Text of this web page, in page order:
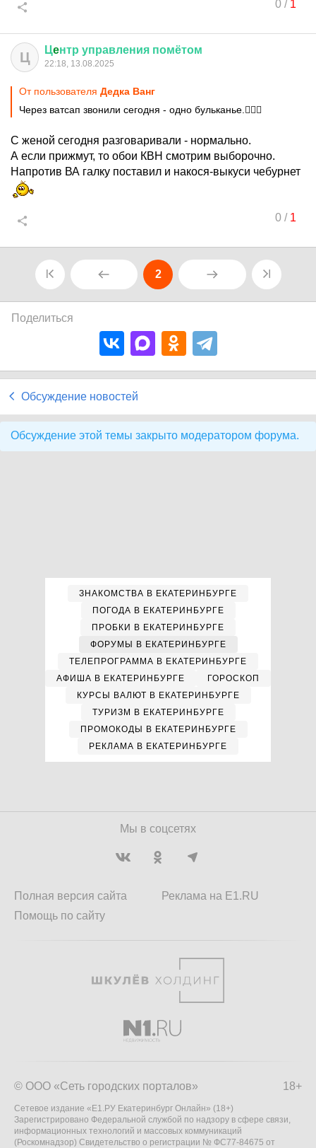
0/ 1
Ц Цeнтр управления помётом
22:18, 13.08.2025
От пользователя Дедка Ванг
Через ватсап звонили сегодня - одно бульканье.🤷🏻‍♂️
С женой сегодня разговаривали - нормально.
А если прижмут, то обои КВН смотрим выборочно.
Напротив ВА галку поставил и накося-выкуси чебурнет
0/ 1
2
Поделиться
Обсуждение новостей
Обсуждение этой темы закрыто модератором форума.
ЗНАКОМСТВА В ЕКАТЕРИНБУРГЕ
ПОГОДА В ЕКАТЕРИНБУРГЕ
ПРОБКИ В ЕКАТЕРИНБУРГЕ
ФОРУМЫ В ЕКАТЕРИНБУРГЕ
ТЕЛЕПРОГРАММА В ЕКАТЕРИНБУРГЕ
АФИША В ЕКАТЕРИНБУРГЕ
ГОРОСКОП
КУРСЫ ВАЛЮТ В ЕКАТЕРИНБУРГЕ
ТУРИЗМ В ЕКАТЕРИНБУРГЕ
ПРОМОКОДЫ В ЕКАТЕРИНБУРГЕ
РЕКЛАМА В ЕКАТЕРИНБУРГЕ
Мы в соцсетях
Полная версия сайта
Помощь по сайту
Реклама на E1.RU
18+
© ООО «Сеть городских порталов»
Сетевое издание «Е1.РУ Екатеринбург Онлайн» (18+)
Зарегистрировано Федеральной службой по надзору в сфере связи,
информационных технологий и массовых коммуникаций
(Роскомнадзор) Свидетельство о регистрации № ФС77-84675 от